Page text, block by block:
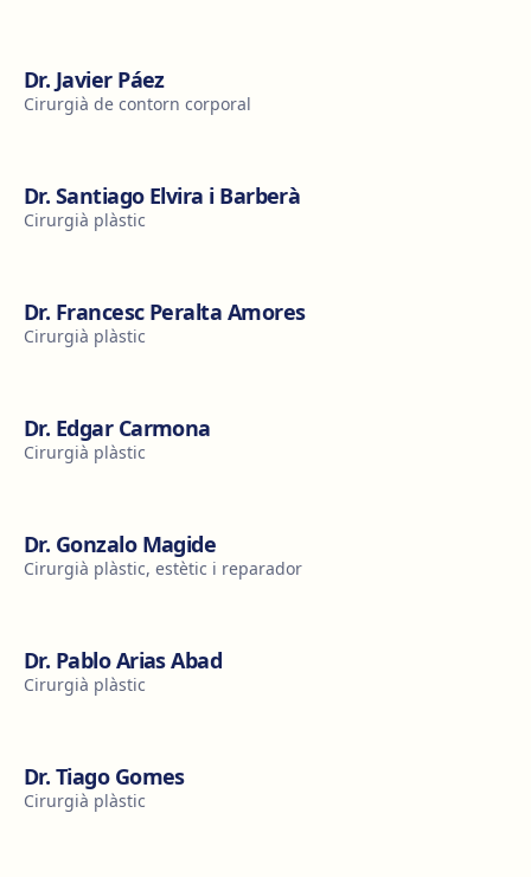
Dr. Javier Páez
Cirurgià de contorn corporal
Dr. Santiago Elvira i Barberà
Cirurgià plàstic
Dr. Francesc Peralta Amores
Cirurgià plàstic
Dr. Edgar Carmona
Cirurgià plàstic
Dr. Gonzalo Magide
Cirurgià plàstic, estètic i reparador
Dr. Pablo Arias Abad
Cirurgià plàstic
Dr. Tiago Gomes
Cirurgià plàstic